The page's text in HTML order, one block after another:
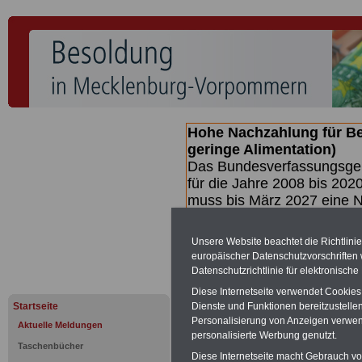
Startseite
Aktuelle Meldungen
Taschenbücher
Hohe Nachzahlung für
geringe Alimentation)
Das
für die Jahre 2008 bis
muss bis März 2027 eine
(Beamte &
geben (Medienberichten
mind.3.000 und 13.000
hierzu eine Broschüre
des Gesetzentwurfs der
(wahrscheinlich im
Broschüre.
Unsere Website beachtet die
europäischer
Datenschutzrichtlinie für
Diese Internetseite verwendet
Dienste und Funktionen
Personalisierung von Anzeigen
personalisierte Werbung genutzt.
Diese Internetseite macht Gebrauch